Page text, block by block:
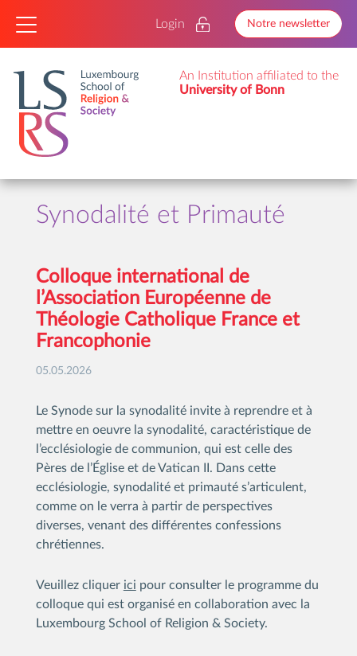
An Institution affiliated to the
University of Bonn
Login Notre newsletter
Synodalité et Primauté
Colloque international de
l’Association Européenne de
Théologie Catholique France et
Francophonie
05.05.2026
Le Synode sur la synodalité invite à reprendre et à
mettre en oeuvre la synodalité, caractéristique de
l’ecclésiologie de communion, qui est celle des
Pères de l’Église et de Vatican II. Dans cette
ecclésiologie, synodalité et primauté s’articulent,
comme on le verra à partir de perspectives
diverses, venant des différentes confessions
chrétiennes.
Veuillez cliquer ici pour consulter le programme du
colloque qui est organisé en collaboration avec la
Luxembourg School of Religion & Society.